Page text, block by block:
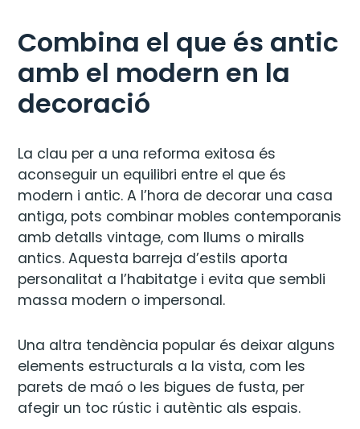
Combina el que és antic
amb el modern en la
decoració
La clau per a una reforma exitosa és
aconseguir un equilibri entre el que és
modern i antic. A l’hora de decorar una casa
antiga, pots combinar mobles contemporanis
amb detalls vintage, com llums o miralls
antics. Aquesta barreja d’estils aporta
personalitat a l’habitatge i evita que sembli
massa modern o impersonal.
Una altra tendència popular és deixar alguns
elements estructurals a la vista, com les
parets de maó o les bigues de fusta, per
afegir un toc rústic i autèntic als espais.